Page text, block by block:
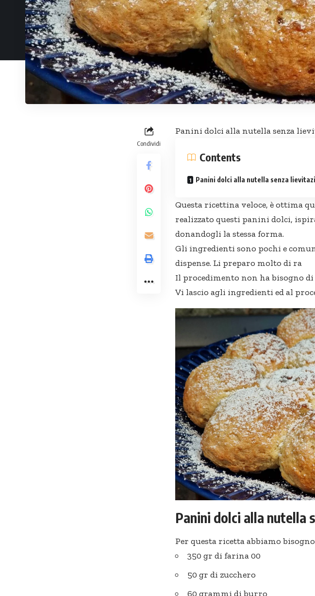
Condividi
Panini dolci alla nutella senza
Contents
Panini dolci alla nutella senza
Questa ricettina veloce, è ottima
realizzato questi panini dolci,
donandogli la stessa forma.
Gli ingredienti sono pochi e
dispense. Li preparo molto di ra
Il procedimento non ha bisogno
Vi lascio agli ingredienti ed al
Panini dolci alla nutella
Per questa ricetta abbiamo
350 gr di farina 00
50 gr di zucchero
60 grammi di burro